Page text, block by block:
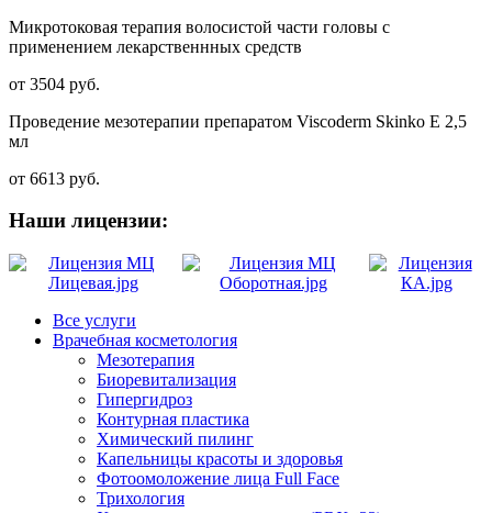
Микротоковая терапия волосистой части головы с
применением лекарственнных средств
от 3504 руб.
Проведение мезотерапии препаратом Viscoderm Skinko E 2,5
мл
от 6613 руб.
Наши лицензии:
Все услуги
Врачебная косметология
Мезотерапия
Биоревитализация
Гипергидроз
Контурная пластика
Химический пилинг
Капельницы красоты и здоровья
Фотоомоложение лица Full Face
Трихология